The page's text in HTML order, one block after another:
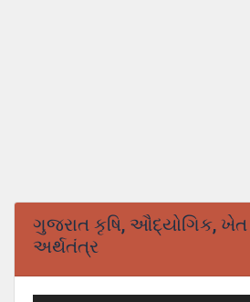
ગુજરાત કૃષિ, ઔદ્યોગિક,
અર્થતંત્ર